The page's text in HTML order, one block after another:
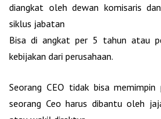
diangkat oleh dewan komisaris
siklus jabatan
Bisa di angkat per 5 tahun atau
kebijakan dari perusahaan.
Seorang CEO tidak bisa memimpin
seorang Ceo harus dibantu oleh